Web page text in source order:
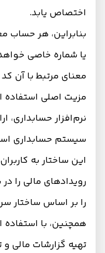
اختصاص یابد.
بنابراین، هر
یا شماره خاصی
معنای مرتبط با آن
مزیت اصلی
نرم‌افزار حسابداری،
سیستم حسابداری
این ساختار به
رویدادهای مالی را
را بر اساس
همچنین، با
تهیه گزارشات مالی